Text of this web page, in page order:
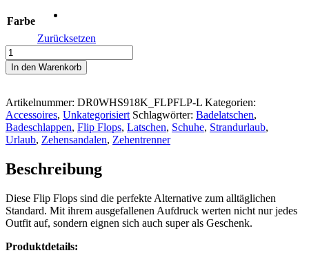
Farbe
Zurücksetzen
#ÄBERLAUSITZER
-
Badeschlappen
40-
46
Menge
In den Warenkorb
Artikelnummer: DR0WHS918K_FLPFLP-L Kategorien:
Accessoires, Unkategorisiert Schlagwörter: Badelatschen,
Badeschlappen, Flip Flops, Latschen, Schuhe, Strandurlaub,
Urlaub, Zehensandalen, Zehentrenner
Beschreibung
Diese Flip Flops sind die perfekte Alternative zum alltäglichen
Standard. Mit ihrem ausgefallenen Aufdruck werten nicht nur jedes
Outfit auf, sondern eignen sich auch super als Geschenk.
Produktdetails: